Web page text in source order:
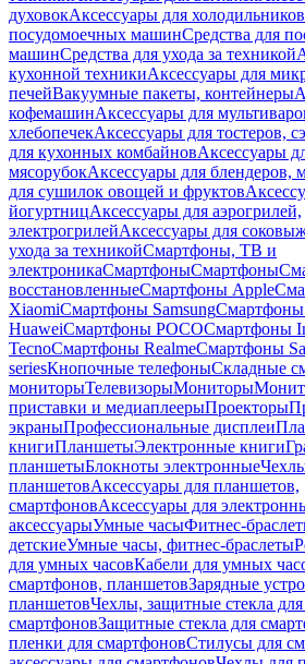
духовокАксессуары для холодильников
посудомоечных машинСредства для
машинСредства для ухода за техникой
кухонной техникиАксессуары для
печейВакуумные пакеты, контейнеры
кофемашинАксессуары для
хлебопечекАксессуары для тостеров,
для кухонных комбайновАксессуары
мясорубокАксессуары для блендеров,
для сушилок овощей и фруктов
йогуртницАксессуары для аэрогрилей,
электрогрилейАксессуары для
ухода за техникойСмартфоны, ТВ и
электроникаСмартфоныСмартфоны
восстановленныеСмартфоны Apple
XiaomiСмартфоны Samsung
HuaweiСмартфоны POCOСмартфоны
TecnoСмартфоны RealmeСмартфоны
seriesКнопочные телефоныСкладные
мониторыТелевизорыМониторы
приставки и медиаплеерыПроекторы
экраныПрофессиональные дисплеи
книгиПланшетыЭлектронные книги
планшетыБлокноты электронные
планшетовАксессуары для планшетов,
смартфоновАксессуары для
аксессуарыУмные часыФитнес-
детскиеУмные часы, фитнес-браслеты
для умных часовКабели для умных
смартфонов, планшетовЗарядные
планшетовЧехлы, защитные стекла
смартфоновЗащитные стекла для
пленки для смартфоновСтилусы для